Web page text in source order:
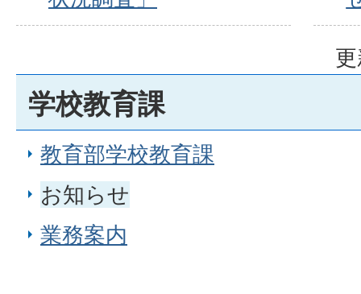
学校教育課
教育部学校教育課
お知らせ
業務案内